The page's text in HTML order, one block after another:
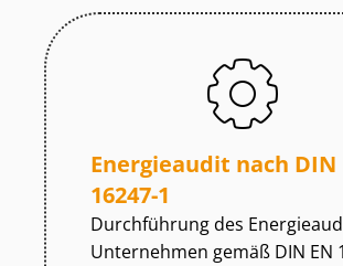
Energieaudit nach DIN
16247-1
Durchführung des
Unternehmen gemäß DIN EN